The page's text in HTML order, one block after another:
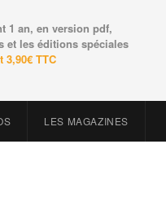
1 an, en version pdf,
et les éditions spéciales
TTC
LES MAGAZINES